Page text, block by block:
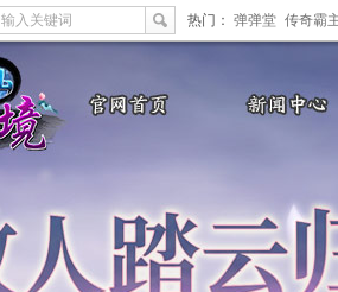
输入关键词 热门： 弹弹堂 传奇霸